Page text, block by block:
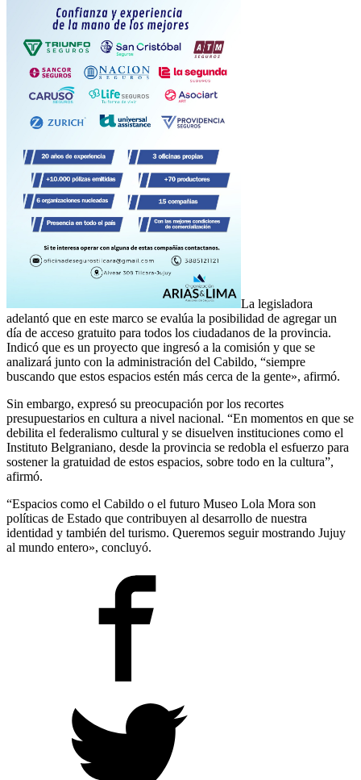
La legisladora
adelantó que en este marco se evalúa la posibilidad de agregar un
día de acceso gratuito para todos los ciudadanos de la provincia.
Indicó que es un proyecto que ingresó a la comisión y que se
analizará junto con la administración del Cabildo, “siempre
buscando que estos espacios estén más cerca de la gente», afirmó.
Sin embargo, expresó su preocupación por los recortes
presupuestarios en cultura a nivel nacional. “En momentos en que se
debilita el federalismo cultural y se disuelven instituciones como el
Instituto Belgraniano, desde la provincia se redobla el esfuerzo para
sostener la gratuidad de estos espacios, sobre todo en la cultura”,
afirmó.
“Espacios como el Cabildo o el futuro Museo Lola Mora son
políticas de Estado que contribuyen al desarrollo de nuestra
identidad y también del turismo. Queremos seguir mostrando Jujuy
al mundo entero», concluyó.